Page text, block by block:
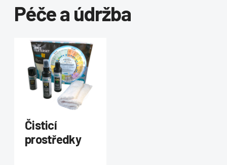
Péče a údržba
Čisticí
prostředky